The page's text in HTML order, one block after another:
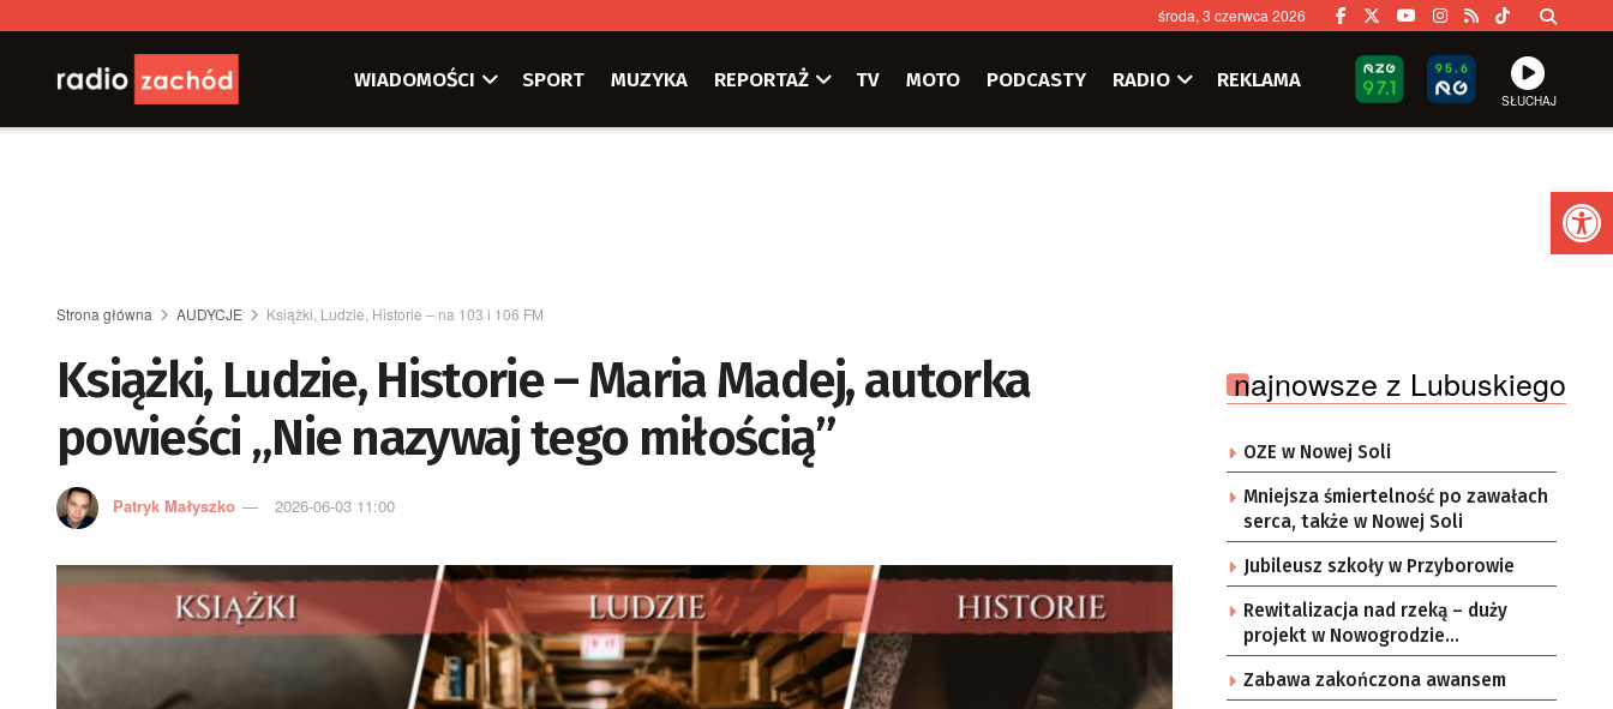
środa, 3 czerwca 2026
WIADOMOŚCI SPORT MUZYKA REPORTAŻ TV MOTO PODCASTY RADIO REKLAMA
SŁUCHAJ
Strona główna AUDYCJE Książki, Ludzie, Historie – na 103 i 106 FM
Książki, Ludzie, Historie – Maria Madej, autorka
powieści „Nie nazywaj tego miłością”
Patryk Małyszko 2026-06-03 11:00
najnowsze z Lubuskiego
OZE w Nowej Soli
Mniejsza śmiertelność po zawałach
serca, także w Nowej Soli
Jubileusz szkoły w Przyborowie
Rewitalizacja nad rzeką – duży
projekt w Nowogrodzie
Bobrzańskim.
Zabawa zakończona awansem